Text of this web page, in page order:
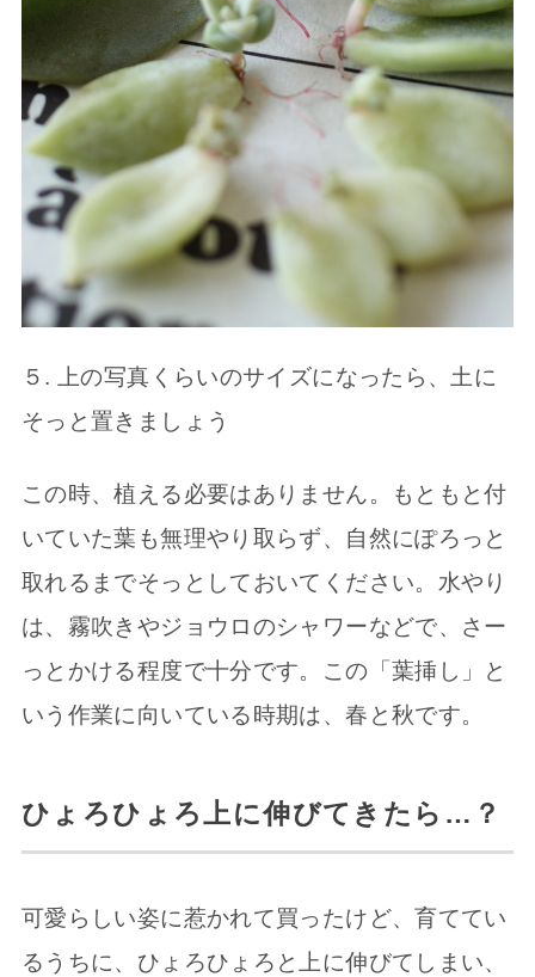
５. 上の写真くらいのサイズになったら、土に
そっと置きましょう
この時、植える必要はありません。もともと付
いていた葉も無理やり取らず、自然にぽろっと
取れるまでそっとしておいてください。水やり
は、霧吹きやジョウロのシャワーなどで、さー
っとかける程度で十分です。この「葉挿し」と
いう作業に向いている時期は、春と秋です。
ひょろひょろ上に伸びてきたら…？
可愛らしい姿に惹かれて買ったけど、育ててい
るうちに、ひょろひょろと上に伸びてしまい、